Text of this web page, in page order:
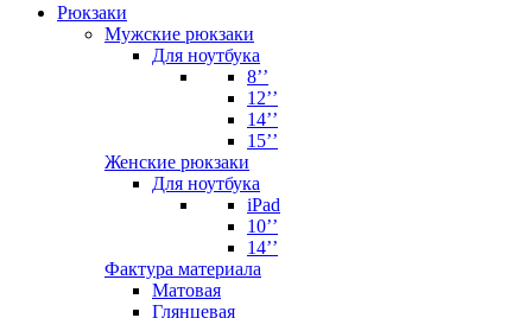
Рюкзаки
Мужские рюкзаки
Для ноутбука
8’’
12’’
14’’
15’’
Женские рюкзаки
Для ноутбука
iPad
10’’
14’’
Фактура материала
Матовая
Глянцевая